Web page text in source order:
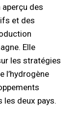
des
et des
Elle
les stratégies
l’hydrogène
les deux pays.